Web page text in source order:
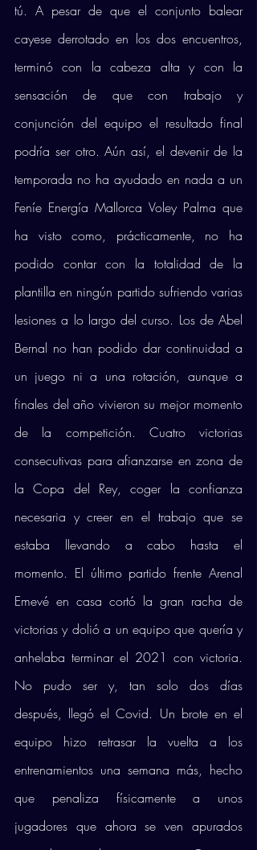
tú. A pesar de que el conjunto balear
cayese derrotado en los dos encuentros,
terminó con la cabeza alta y con la
sensación de que con trabajo y
conjunción del equipo el resultado final
podría ser otro. Aún así, el devenir de la
temporada no ha ayudado en nada a un
Feníe Energía Mallorca Voley Palma que
ha visto como, prácticamente, no ha
podido contar con la totalidad de la
plantilla en ningún partido sufriendo varias
lesiones a lo largo del curso. Los de Abel
Bernal no han podido dar continuidad a
un juego ni a una rotación, aunque a
finales del año vivieron su mejor momento
de la competición. Cuatro victorias
consecutivas para afianzarse en zona de
la Copa del Rey, coger la confianza
necesaria y creer en el trabajo que se
estaba llevando a cabo hasta el
momento. El último partido frente Arenal
Emevé en casa cortó la gran racha de
victorias y dolió a un equipo que quería y
anhelaba terminar el 2021 con victoria.
No pudo ser y, tan solo dos días
después, llegó el Covid. Un brote en el
equipo hizo retrasar la vuelta a los
entrenamientos una semana más, hecho
que penaliza físicamente a unos
jugadores que ahora se ven apurados